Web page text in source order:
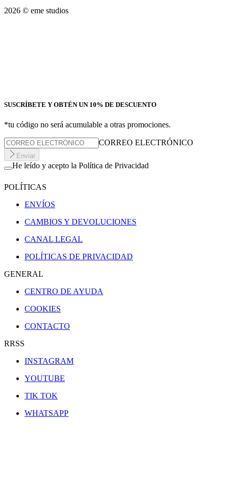
2026 © eme studios
SUSCRÍBETE Y OBTÉN UN 10% DE DESCUENTO
*tu código no será acumulable a otras promociones.
CORREO ELECTRÓNICO
Enviar
He leído y acepto la Política de Privacidad
POLÍTICAS
ENVÍOS
CAMBIOS Y DEVOLUCIONES
CANAL LEGAL
POLÍTICAS DE PRIVACIDAD
GENERAL
CENTRO DE AYUDA
COOKIES
CONTACTO
RRSS
INSTAGRAM
YOUTUBE
TIK TOK
WHATSAPP